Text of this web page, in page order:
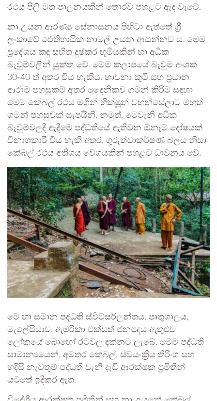
රථය පීලි මත පාලනයකින් තොරව පහළට ඇද වැටේ.
නා උයන ආරණ්‍ය සේනාසනය පිහිටා ඇත්තේ ශ්‍රී
ලංකාවේ ඓතිහාසික නාමල් උයන ආසන්නව ය. මෙම
ප්‍රදේශය කඳු සහිත දුෂ්කර භූමියකින් හා අධික
බෑවුම්වලින් යුක්ත වේ. මෙම කලාපයේ බෑවුම අංශක
30-40 ත් අතර විය හැකිය. භාවනා කුටි සහ ප්‍රධාන
ආරාම පහසුකම් අතර දෛනිකව ගමන් කිරීම සඳහා
මෙම කේබල් රථය මගින් භික්ෂූන් වහන්සේලාට මහත්
ගමන් පහසුවක් සැපයිනි. නමුත්, මෙවැනි අධික
බෑවුම්වලදී ඇදීමේ පද්ධතියේ ඇතිවන ඕනෑම දෝෂයක්
විනාශකාරී විය හැකි අතර, ගුරුත්වාකර්ෂණ බලය නිසා
කේබල් රථය අතිශය වේගයකින් පහළට ධාවනය වේ.
මේ හා සමාන පද්ධති ස්විට්සර්ලන්තය, පෘතුගාලය,
මැලේසියාව, ඇමරිකා එක්සත් ජනපදය ඇතුළුව
ලෝකයේ බොහෝ රටවල දක්නට ලැබේ. මෙම පද්ධති
සාමාන්‍යයෙන්, අමතර කේබල්, ස්වයංක්‍රීය තිරිංග සහ
හදිසි නැවතුම් පද්ධති වැනි දැඩි ආරක්ෂක ප්‍රමිතීන්
යටතේ ඉදිකර ඇත.